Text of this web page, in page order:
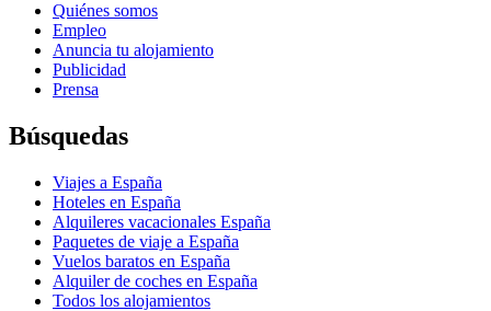
Quiénes somos
Empleo
Anuncia tu alojamiento
Publicidad
Prensa
Búsquedas
Viajes a España
Hoteles en España
Alquileres vacacionales España
Paquetes de viaje a España
Vuelos baratos en España
Alquiler de coches en España
Todos los alojamientos